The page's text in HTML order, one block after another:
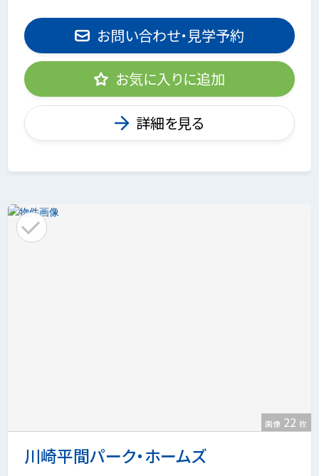
お問い合わせ・見学予約
お気に入りに追加
詳細を見る
川崎平間パーク・ホームズ
画像 22 枚